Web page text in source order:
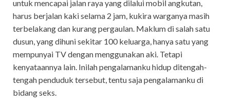
untuk mencapai jalan raya yang dilalui mobil angkutan,
harus berjalan kaki selama 2 jam, kukira warganya masih
terbelakang dan kurang pergaulan. Maklum di salah satu
dusun, yang dihuni sekitar 100 keluarga, hanya satu yang
mempunyai TV dengan menggunakan aki. Tetapi
kenyataannya lain. Inilah pengalamanku hidup ditengah-
tengah penduduk tersebut, tentu saja pengalamanku di
bidang seks.